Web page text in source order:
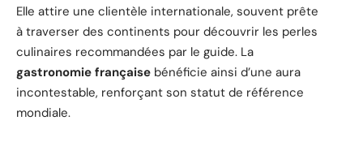
Elle attire une clientèle internationale, souvent prête
à traverser des continents pour découvrir les perles
culinaires recommandées par le guide. La
gastronomie française bénéficie ainsi d’une aura
incontestable, renforçant son statut de référence
mondiale.